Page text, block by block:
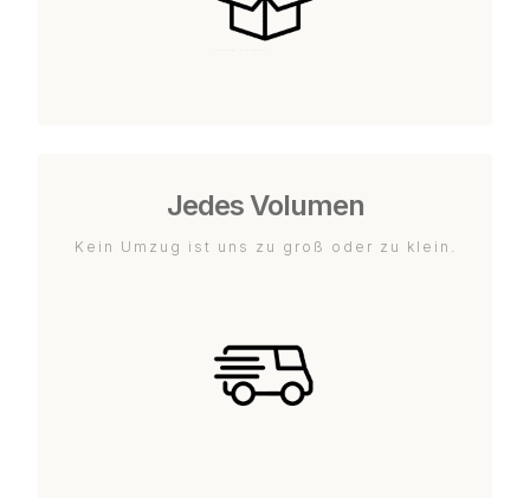
Jedes Volumen
Kein Umzug ist uns zu groß oder zu klein.